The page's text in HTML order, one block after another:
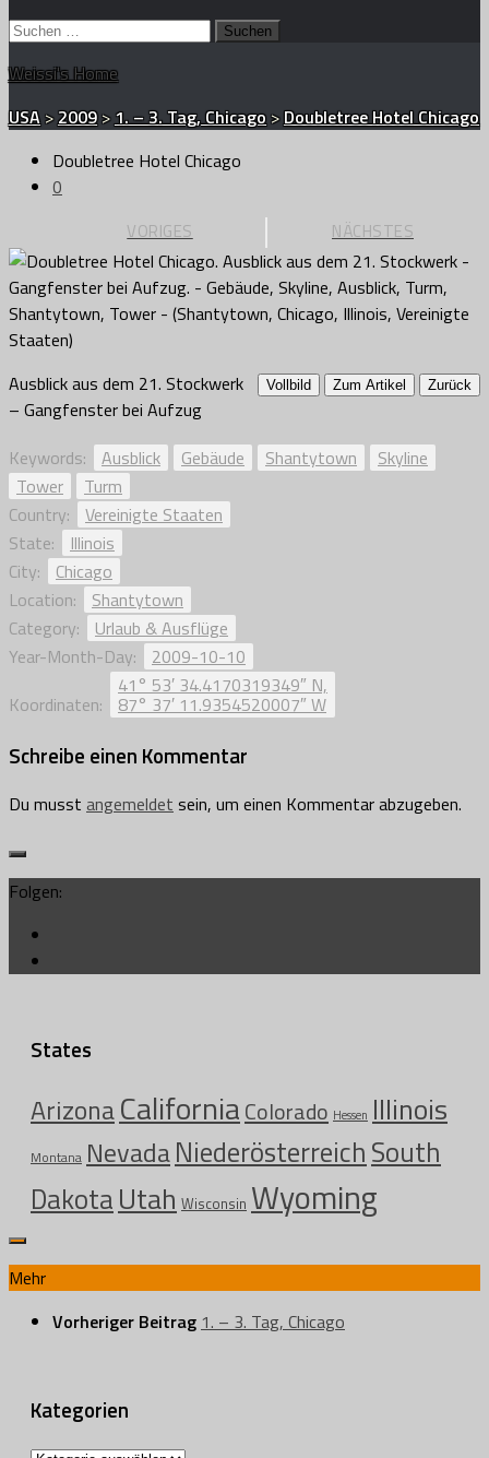
Suchen
Weissi's Home
USA>2009>1. – 3. Tag, Chicago>Doubletree Hotel Chicago
Doubletree Hotel Chicago
0
NÄCHSTES
VORIGES
Vollbild Zum Artikel Zurück
Ausblick aus dem 21. Stockwerk
– Gangfenster bei Aufzug
Keywords:
Ausblick Gebäude Shantytown
Skyline
Tower
Turm
Country:
Vereinigte Staaten
State:
Illinois
City:
Chicago
Location:
Shantytown
Category:
Urlaub & Ausflüge
Year-Month-Day:
2009-10-10
Koordinaten:
41° 53′ 34.4170319349″ N,
87° 37′ 11.9354520007″ W
Schreibe einen Kommentar
Du musst angemeldet sein, um einen Kommentar abzugeben.
Folgen:
States
ArizonaCaliforniaColorado Hessen Illinois
Montana NevadaNiederösterreichSouth
DakotaUtah Wisconsin Wyoming
Mehr
Vorheriger Beitrag 1. – 3. Tag, Chicago
Kategorien